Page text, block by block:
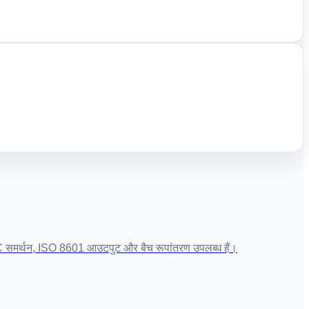
समर्थन, ISO 8601 आउटपुट और बैच रूपांतरण उपलब्ध हैं।